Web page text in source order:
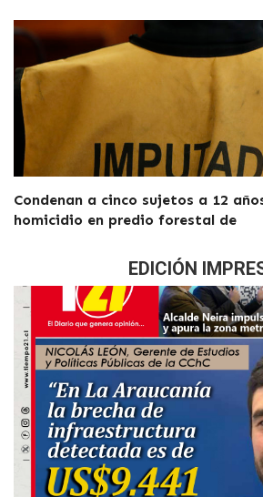
Condenan a cinco sujetos a 12
homicidio en predio forestal de
EDICIÓN